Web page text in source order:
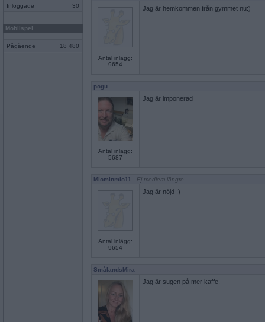
Inloggade 30
Mobilspel
Pågående 18 480
Antal inlägg:
9654
Jag är hemkommen från gymmet nu:)
pogu
Antal inlägg:
5687
Jag är imponerad
Miominmio11 - Ej medlem längre
Antal inlägg:
9654
Jag är nöjd :)
SmålandsMira
Jag är sugen på mer kaffe.